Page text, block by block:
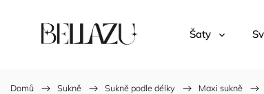
Šaty
Domů / Sukně / Sukně podle délky / Maxi sukně /